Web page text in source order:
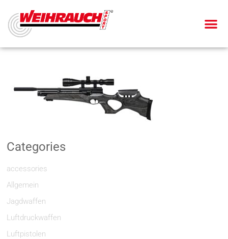
Categories
accessories
Allgemein
Jagdwaffen
Luftdruckwaffen
Luftpistolen